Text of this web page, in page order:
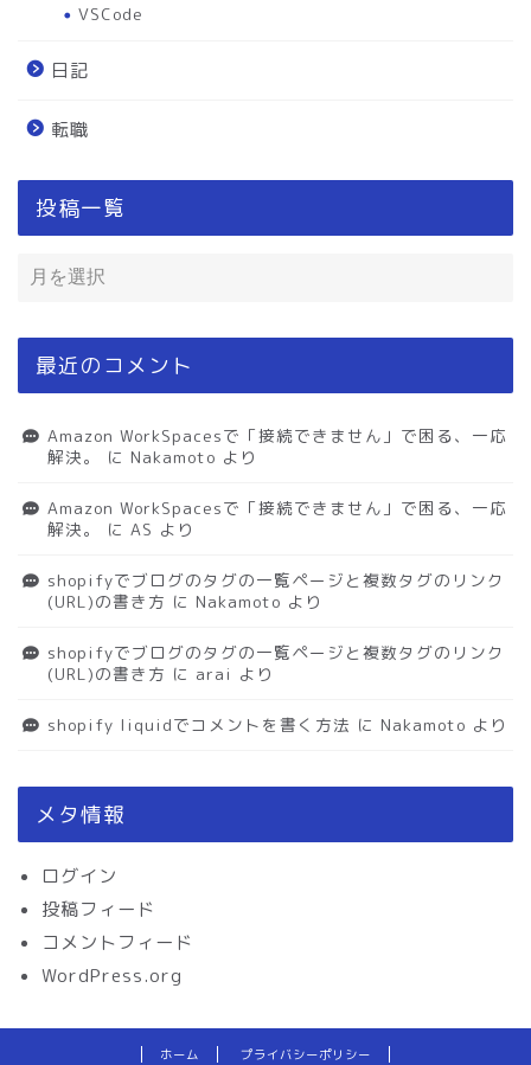
VSCode
日記
転職
投稿一覧
最近のコメント
Amazon WorkSpacesで「接続できません」で困る、一応
解決。
に Nakamoto より
Amazon WorkSpacesで「接続できません」で困る、一応
解決。
に AS より
shopifyでブログのタグの一覧ページと複数タグのリンク
(URL)の書き方 に Nakamoto より
shopifyでブログのタグの一覧ページと複数タグのリンク
(URL)の書き方 に arai より
shopify liquidでコメントを書く方法 に Nakamoto より
メタ情報
ログイン
投稿フィード
コメントフィード
WordPress.org
ホーム プライバシーポリシー